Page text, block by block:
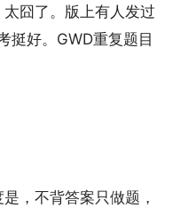
囧了。版上有人发过
挺好。GWD重复题目
，不背答案只做题，